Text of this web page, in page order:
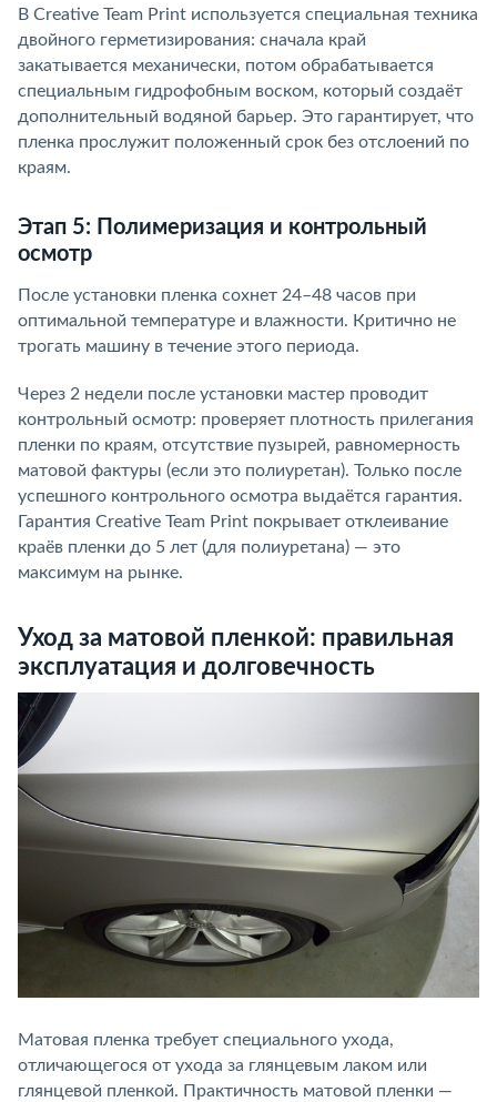
В Creative Team Print используется специальная техника
двойного герметизирования: сначала край
закатывается механически, потом обрабатывается
специальным гидрофобным воском, который создаёт
дополнительный водяной барьер. Это гарантирует, что
пленка прослужит положенный срок без отслоений по
краям.
Этап 5: Полимеризация и контрольный
осмотр
После установки пленка сохнет 24–48 часов при
оптимальной температуре и влажности. Критично не
трогать машину в течение этого периода.
Через 2 недели после установки мастер проводит
контрольный осмотр: проверяет плотность прилегания
пленки по краям, отсутствие пузырей, равномерность
матовой фактуры (если это полиуретан). Только после
успешного контрольного осмотра выдаётся гарантия.
Гарантия Creative Team Print покрывает отклеивание
краёв пленки до 5 лет (для полиуретана) — это
максимум на рынке.
Уход за матовой пленкой: правильная
эксплуатация и долговечность
Матовая пленка требует специального ухода,
отличающегося от ухода за глянцевым лаком или
глянцевой пленкой. Практичность матовой пленки —